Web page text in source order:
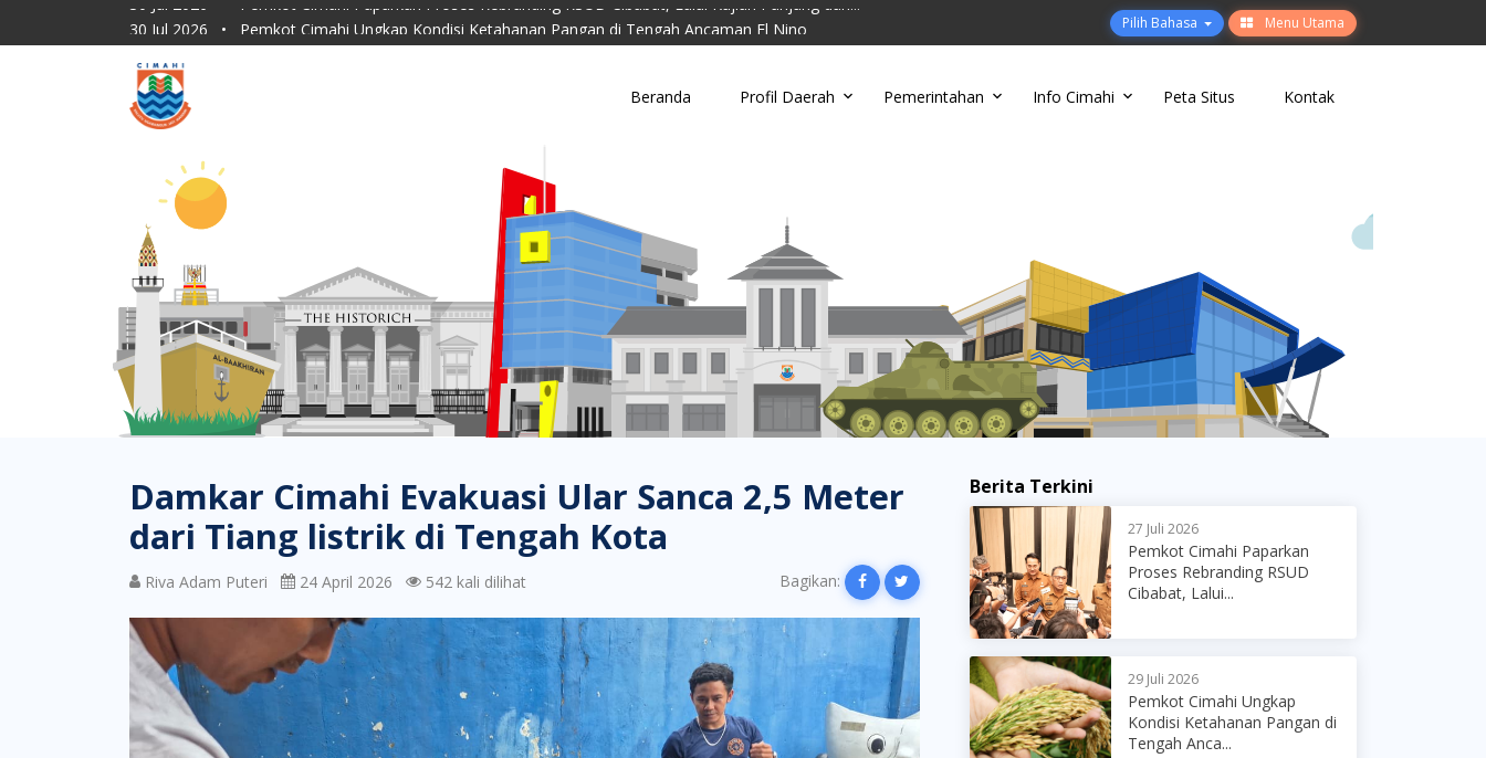
30 Jul 2026
Pemkot Cimahi Ungkap Kondisi Ketahanan Pangan di Tengah Ancaman El Nino
30 Jul 2026 • Dishub Kota Cimahi Tingkatkan Monitoring Parkir Liar
30 Jul 2026
30 Jul 2026
Lahan Kering Terbakar Saat Kemarau, Damkar Cimahi Minta Warga Tidak Buang Puntun...
30 Jul 2026
Pilih Bahasa Menu Utama
Beranda Profil Daerah Pemerintahan Info Cimahi Peta Situs Kontak
Damkar Cimahi Evakuasi Ular Sanca 2,5 Meter
dari Tiang listrik di Tengah Kota
Riva Adam Puteri 24 April 2026 542 kali dilihat Bagikan:
Berita Terkini
27 Juli 2026
Pemkot Cimahi Paparkan
Proses Rebranding RSUD
Cibabat, Lalui...
29 Juli 2026
Pemkot Cimahi Ungkap
Kondisi Ketahanan Pangan di
Tengah Anca...